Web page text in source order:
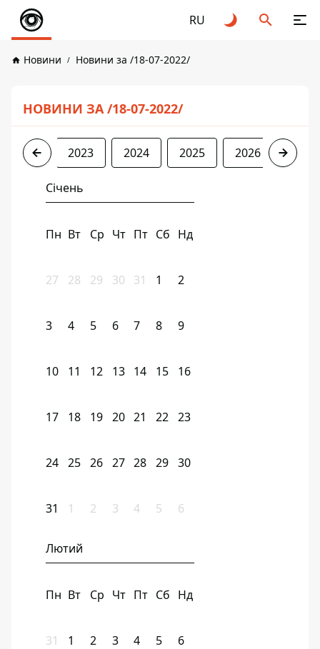
RU
Новини Новини за /18-07-2022/
НОВИНИ ЗА /18-07-2022/
2022 2023 2024 2025 2026
Січень
Пн Вт Ср Чт Пт Сб Нд
27 28 29 30 31 1 2
3 4 5 6 7 8 9
10 11 12 13 14 15 16
17 18 19 20 21 22 23
24 25 26 27 28 29 30
31 1 2 3 4 5 6
Лютий
Пн Вт Ср Чт Пт Сб Нд
31 1 2 3 4 5 6